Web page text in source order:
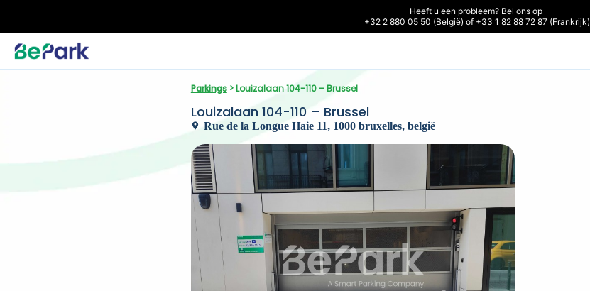
Heeft u een probleem? Bel ons op
+32 2 880 05 50 (België) of +33 1 82 88 72 87 (Frankrijk)
Parkings > Louizalaan 104-110 – Brussel
Louizalaan 104-110 – Brussel
Rue de la Longue Haie 11, 1000 bruxelles, belgië